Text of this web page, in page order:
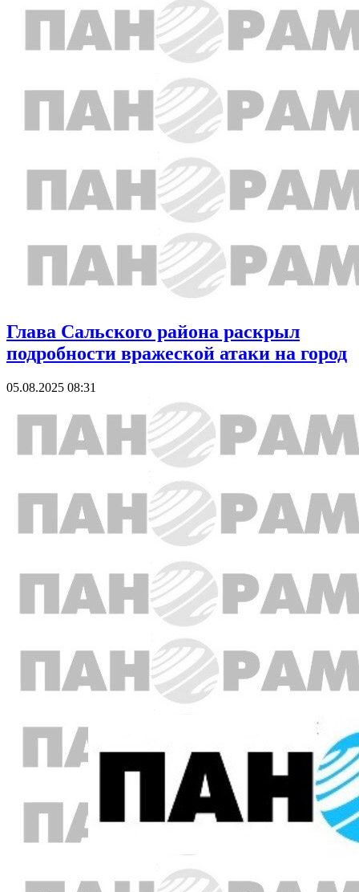
Глава Сальского района раскрыл
подробности вражеской атаки на город
05.08.2025 08:31